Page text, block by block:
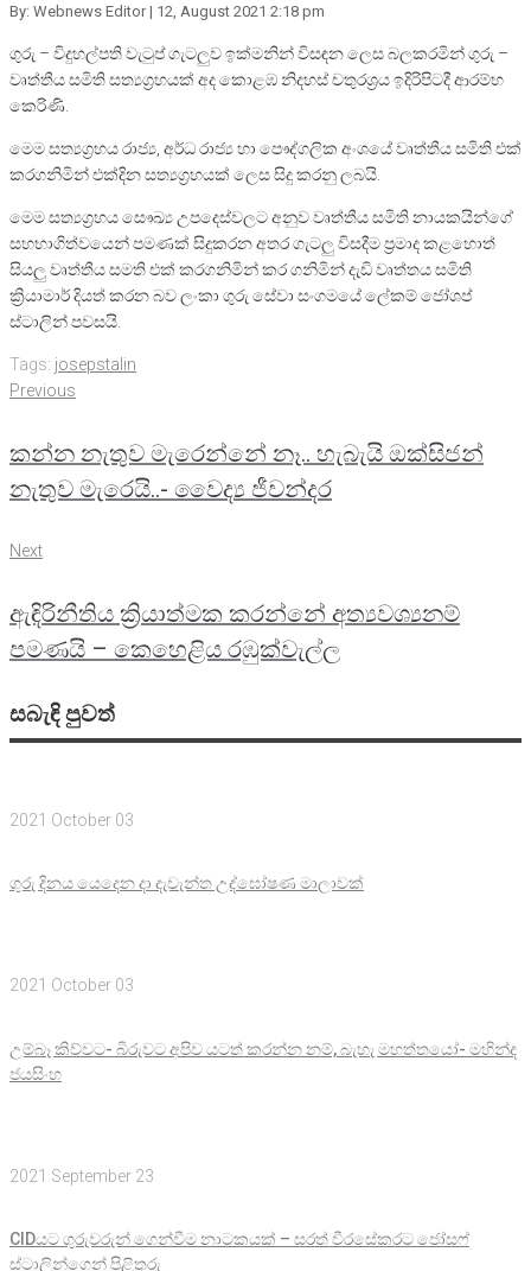
By: Webnews Editor | 12, August 2021 2:18 pm
ගුරු – විදුහල්පති වැටුප් ගැටලුව ඉක්මනින් විසඳන ලෙස බලකරමින් ගුරු –
වෘත්තීය සමිති සත්‍යග්‍රහයක් අද කොළඹ නිදහස් චතුරශ්‍රය ඉදිරිපිටදී ආරම්භ
කෙරිණි.
මෙම සත්‍යග්‍රහය රාජ්‍ය, අර්ධ රාජ්‍ය හා පෞද්ගලික අංශයේ වෘත්තීය සමිති එක්
කරගනිමින් එක්දින සත්‍යග්‍රහයක් ලෙස සිදු කරනු ලබයි.
මෙම සත්‍යග්‍රහය සෞඛ්‍ය උපදෙස්වලට අනුව වෘත්තීය සමිති නායකයින්ගේ
සහභාගිත්වයෙන් පමණක් සිදුකරන අතර ගැටලු විසදීම ප්‍රමාද කළහොත්
සියලු වෘත්තීය සමති එක් කරගනිමින් කර ගනිමින් දැඩි වෘත්තය සමිති
ක්‍රියාමාර් දියත් කරන බව ලංකා ගුරු සේවා සංගමයේ ලේකම් ජෝශප්
ස්ටාලින් පවසයි.
Tags: josepstalin
Post
navigation
Previous
Previous
කන්න නැතුව මැරෙන්නේ නෑ.. හැබැයි ඔක්සිජන්
නැතුව මැරෙයි..- වෛද්‍ය ජීවන්දර
Next
Next
ඇඳිරිනීතිය ක්‍රියාත්මක කරන්නේ අත්‍යවශ්‍යනම්
පමණයි – කෙහෙළිය රඹුක්වැල්ල
සබැඳි පුවත්
2021 October 03
ගුරු දිනය යෙදෙන දා දැවැන්ත උද්ඝෝෂණ මාලාවක්
2021 October 03
උම්බෑ කිව්වට- බිරුවට අපිව යටත් කරන්න නම්, බැහැ මහත්තයෝ- මහින්ද
ජයසිංහ
2021 September 23
CIDයට ගුරුවරුන් ගෙන්වීම නාටකයක් – සරත් වීරසේකරට ජෝසෆ්
ස්ටාලින්ගෙන් පිළිතුරු